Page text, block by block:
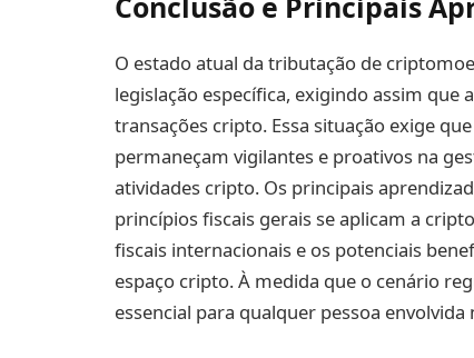
O estado atual da tributação de
legislação específica, exigindo assim que
transações cripto. Essa situação exige
permaneçam vigilantes e proativos na
atividades cripto. Os principais
princípios fiscais gerais se aplicam a
fiscais internacionais e os potenciais
espaço cripto. À medida que o cenário
essencial para qualquer pessoa